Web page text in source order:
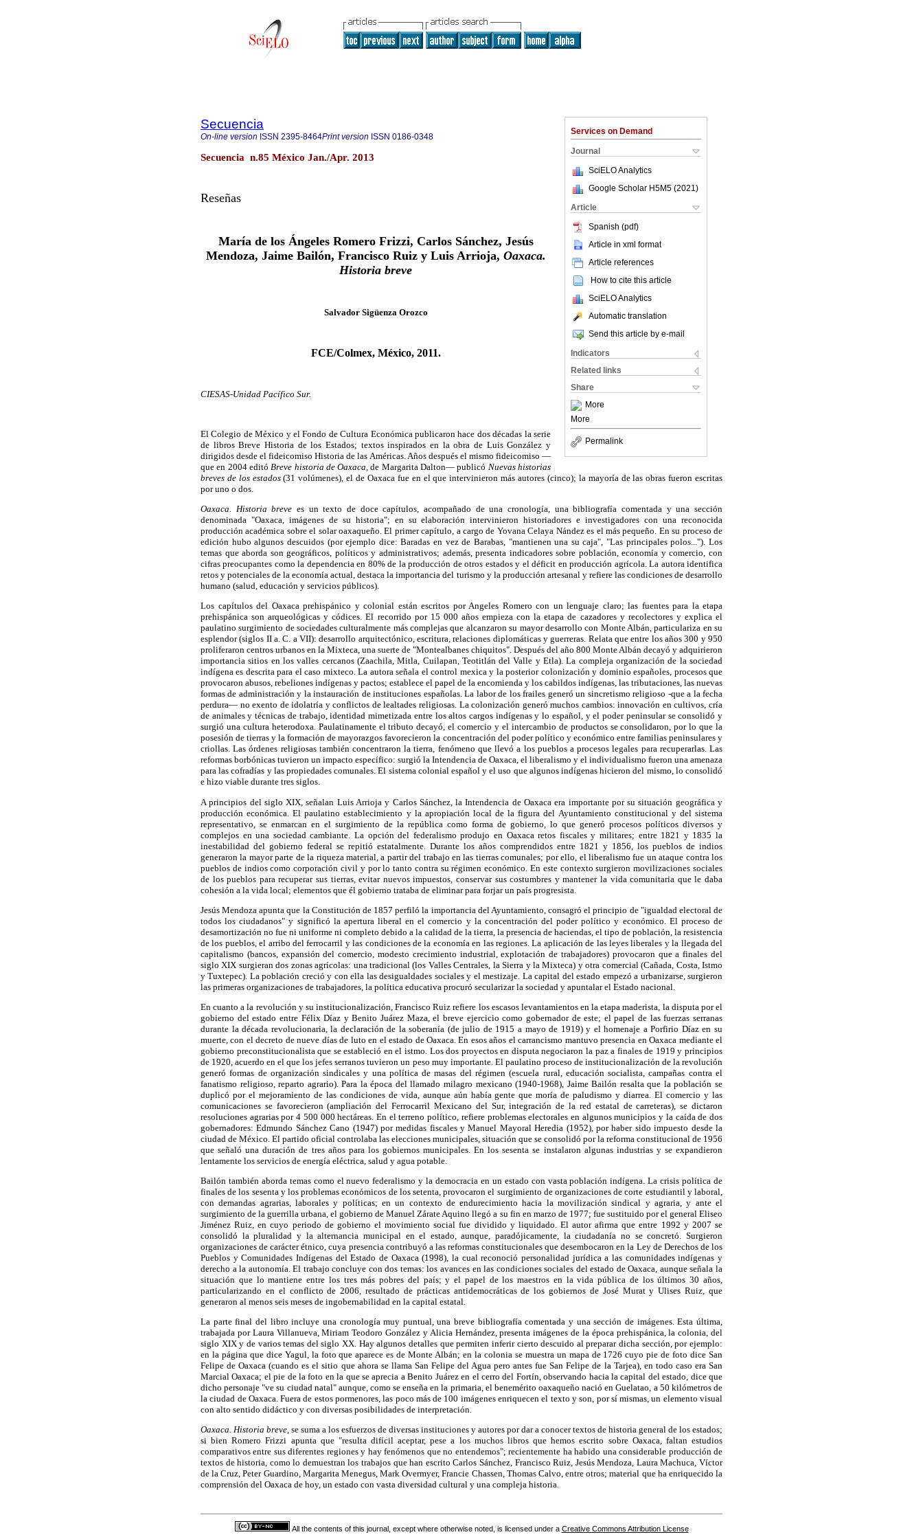
Services on Demand
Journal
SciELO Analytics
Google Scholar H5M5 (2021 )
Article
Spanish (pdf)
Article in xml format
Article references
How to cite this article
SciELO Analytics
Automatic translation
Send this article by e-mail
Indicators
Related links
Share
More
More
Permalink
Secuencia
On-line version ISSN 2395-8464Print version ISSN 0186-0348
Secuencia n.85 México Jan./Apr. 2013
Reseñas
María de los Ángeles Romero Frizzi, Carlos Sánchez, Jesús
Mendoza, Jaime Bailón, Francisco Ruiz y Luis Arrioja, Oaxaca.
Historia breve
Salvador Sigüenza Orozco
FCE/Colmex, México, 2011.
CIESAS-Unidad Pacífico Sur.
El Colegio de México y el Fondo de Cultura Económica publicaron hace dos décadas la serie
de libros Breve Historia de los Estados; textos inspirados en la obra de Luis González y
dirigidos desde el fideicomiso Historia de las Américas. Años después el mismo fideicomiso —
que en 2004 editó Breve historia de Oaxaca, de Margarita Dalton— publicó Nuevas historias
breves de los estados(31 volúmenes), el de Oaxaca fue en el que intervinieron más autores (cinco); la mayoría de las obras fueron escritas
por uno o dos.
Oaxaca. Historia breve es un texto de doce capítulos, acompañado de una cronología, una bibliografía comentada y una sección
denominada "Oaxaca, imágenes de su historia"; en su elaboración intervinieron historiadores e investigadores con una reconocida
producción académica sobre el solar oaxaqueño. El primer capítulo, a cargo de Yovana Celaya Nández es el más pequeño. En su proceso de
edición hubo algunos descuidos (por ejemplo dice: Baradas en vez de Barabas, "mantienen una su caja", "Las principales polos..."). Los
temas que aborda son geográficos, políticos y administrativos; además, presenta indicadores sobre población, economía y comercio, con
cifras preocupantes como la dependencia en 80% de la producción de otros estados y el déficit en producción agrícola. La autora identifica
retos y potenciales de la economía actual, destaca la importancia del turismo y la producción artesanal y refiere las condiciones de desarrollo
humano (salud, educación y servicios públicos).
Los capítulos del Oaxaca prehispánico y colonial están escritos por Angeles Romero con un lenguaje claro; las fuentes para la etapa
prehispánica son arqueológicas y códices. El recorrido por 15 000 años empieza con la etapa de cazadores y recolectores y explica el
paulatino surgimiento de sociedades culturalmente más complejas que alcanzaron su mayor desarrollo con Monte Albán, particulariza en su
esplendor (siglos II a. C. a VII): desarrollo arquitectónico, escritura, relaciones diplomáticas y guerreras. Relata que entre los años 300 y 950
proliferaron centros urbanos en la Mixteca, una suerte de "Montealbanes chiquitos". Después del año 800 Monte Albán decayó y adquirieron
importancia sitios en los valles cercanos (Zaachila, Mitla, Cuilapan, Teotitlán del Valle y Etla). La compleja organización de la sociedad
indígena es descrita para el caso mixteco. La autora señala el control mexica y la posterior colonización y dominio españoles, procesos que
provocaron abusos, rebeliones indígenas y pactos; establece el papel de la encomienda y los cabildos indígenas, las tributaciones, las nuevas
formas de administración y la instauración de instituciones españolas. La labor de los frailes generó un sincretismo religioso -que a la fecha
perdura— no exento de idolatría y conflictos de lealtades religiosas. La colonización generó muchos cambios: innovación en cultivos, cría
de animales y técnicas de trabajo, identidad mimetizada entre los altos cargos indígenas y lo español, y el poder peninsular se consolidó y
surgió una cultura heterodoxa. Paulatinamente el tributo decayó, el comercio y el intercambio de productos se consolidaron, por lo que la
posesión de tierras y la formación de mayorazgos favorecieron la concentración del poder político y económico entre familias peninsulares y
criollas. Las órdenes religiosas también concentraron la tierra, fenómeno que llevó a los pueblos a procesos legales para recuperarlas. Las
reformas borbónicas tuvieron un impacto específico: surgió la Intendencia de Oaxaca, el liberalismo y el individualismo fueron una amenaza
para las cofradías y las propiedades comunales. El sistema colonial español y el uso que algunos indígenas hicieron del mismo, lo consolidó
e hizo viable durante tres siglos.
A principios del siglo XIX, señalan Luis Arrioja y Carlos Sánchez, la Intendencia de Oaxaca era importante por su situación geográfica y
producción económica. El paulatino establecimiento y la apropiación local de la figura del Ayuntamiento constitucional y del sistema
representativo, se enmarcan en el surgimiento de la república como forma de gobierno, lo que generó procesos políticos diversos y
complejos en una sociedad cambiante. La opción del federalismo produjo en Oaxaca retos fiscales y militares; entre 1821 y 1835 la
inestabilidad del gobierno federal se repitió estatalmente. Durante los años comprendidos entre 1821 y 1856, los pueblos de indios
generaron la mayor parte de la riqueza material, a partir del trabajo en las tierras comunales; por ello, el liberalismo fue un ataque contra los
pueblos de indios como corporación civil y por lo tanto contra su régimen económico. En este contexto surgieron movilizaciones sociales
de los pueblos para recuperar sus tierras, evitar nuevos impuestos, conservar sus costumbres y mantener la vida comunitaria que le daba
cohesión a la vida local; elementos que él gobierno trataba de eliminar para forjar un país progresista.
Jesús Mendoza apunta que la Constitución de 1857 perfiló la importancia del Ayuntamiento, consagró el principio de "igualdad electoral de
todos los ciudadanos" y significó la apertura liberal en el comercio y la concentración del poder político y económico. El proceso de
desamortización no fue ni uniforme ni completo debido a la calidad de la tierra, la presencia de haciendas, el tipo de población, la resistencia
de los pueblos, el arribo del ferrocarril y las condiciones de la economía en las regiones. La aplicación de las leyes liberales y la llegada del
capitalismo (bancos, expansión del comercio, modesto crecimiento industrial, explotación de trabajadores) provocaron que a finales del
siglo XIX surgieran dos zonas agrícolas: una tradicional (los Valles Centrales, la Sierra y la Mixteca) y otra comercial (Cañada, Costa, Istmo
y Tuxtepec). La población creció y con ella las desigualdades sociales y el mestizaje. La capital del estado empezó a urbanizarse, surgieron
las primeras organizaciones de trabajadores, la política educativa procuró secularizar la sociedad y apuntalar el Estado nacional.
En cuanto a la revolución y su institucionalización, Francisco Ruiz refiere los escasos levantamientos en la etapa maderista, la disputa por el
gobierno del estado entre Félix Díaz y Benito Juárez Maza, el breve ejercicio como gobernador de este; el papel de las fuerzas serranas
durante la década revolucionaria, la declaración de la soberanía (de julio de 1915 a mayo de 1919) y el homenaje a Porfirio Díaz en su
muerte, con el decreto de nueve días de luto en el estado de Oaxaca. En esos años el carrancismo mantuvo presencia en Oaxaca mediante el
gobierno preconstitucionalista que se estableció en el istmo. Los dos proyectos en disputa negociaron la paz a finales de 1919 y principios
de 1920, acuerdo en el que los jefes serranos tuvieron un peso muy importante. El paulatino proceso de institucionalización de la revolución
generó formas de organización sindicales y una política de masas del régimen (escuela rural, educación socialista, campañas contra el
fanatismo religioso, reparto agrario). Para la época del llamado milagro mexicano (1940-1968), Jaime Bailón resalta que la población se
duplicó por el mejoramiento de las condiciones de vida, aunque aún había gente que moría de paludismo y diarrea. El comercio y las
comunicaciones se favorecieron (ampliación del Ferrocarril Mexicano del Sur, integración de la red estatal de carreteras), se dictaron
resoluciones agrarias por 4 500 000 hectáreas. En el terreno político, refiere problemas electorales en algunos municipios y la caída de dos
gobernadores: Edmundo Sánchez Cano (1947) por medidas fiscales y Manuel Mayoral Heredia (1952), por haber sido impuesto desde la
ciudad de México. El partido oficial controlaba las elecciones municipales, situación que se consolidó por la reforma constitucional de 1956
que señaló una duración de tres años para los gobiernos municipales. En los sesenta se instalaron algunas industrias y se expandieron
lentamente los servicios de energía eléctrica, salud y agua potable.
Bailón también aborda temas como el nuevo federalismo y la democracia en un estado con vasta población indígena. La crisis política de
finales de los sesenta y los problemas económicos de los setenta, provocaron el surgimiento de organizaciones de corte estudiantil y laboral,
con demandas agrarias, laborales y políticas; en un contexto de endurecimiento hacia la movilización sindical y agraria, y ante el
surgimiento de la guerrilla urbana, el gobierno de Manuel Zárate Aquino llegó a su fin en marzo de 1977; fue sustituido por el general Eliseo
Jiménez Ruiz, en cuyo periodo de gobierno el movimiento social fue dividido y liquidado. El autor afirma que entre 1992 y 2007 se
consolidó la pluralidad y la alternancia municipal en el estado, aunque, paradójicamente, la ciudadanía no se concretó. Surgieron
organizaciones de carácter étnico, cuya presencia contribuyó a las reformas constitucionales que desembocaron en la Ley de Derechos de los
Pueblos y Comunidades Indígenas del Estado de Oaxaca (1998), la cual reconoció personalidad jurídica a las comunidades indígenas y
derecho a la autonomía. El trabajo concluye con dos temas: los avances en las condiciones sociales del estado de Oaxaca, aunque señala la
situación que lo mantiene entre los tres más pobres del país; y el papel de los maestros en la vida pública de los últimos 30 años,
particularizando en el conflicto de 2006, resultado de prácticas antidemocráticas de los gobiernos de José Murat y Ulises Ruiz, que
generaron al menos seis meses de ingobernabilidad en la capital estatal.
La parte final del libro incluye una cronología muy puntual, una breve bibliografía comentada y una sección de imágenes. Esta última,
trabajada por Laura Villanueva, Miriam Teodoro González y Alicia Hernández, presenta imágenes de la época prehispánica, la colonia, del
siglo XIX y de varios temas del siglo XX. Hay algunos detalles que permiten inferir cierto descuido al preparar dicha sección, por ejemplo:
en la página que dice Yagul, la foto que aparece es de Monte Albán; en la colonia se muestra un mapa de 1726 cuyo pie de foto dice San
Felipe de Oaxaca (cuando es el sitio que ahora se llama San Felipe del Agua pero antes fue San Felipe de la Tarjea), en todo caso era San
Marcial Oaxaca; el pie de la foto en la que se aprecia a Benito Juárez en el cerro del Fortín, observando hacia la capital del estado, dice que
dicho personaje "ve su ciudad natal" aunque, como se enseña en la primaria, el benemérito oaxaqueño nació en Guelatao, a 50 kilómetros de
la ciudad de Oaxaca. Fuera de estos pormenores, las poco más de 100 imágenes enriquecen el texto y son, por sí mismas, un elemento visual
con alto sentido didáctico y con diversas posibilidades de interpretación.
Oaxaca. Historia breve, se suma a los esfuerzos de diversas instituciones y autores por dar a conocer textos de historia general de los estados;
si bien Romero Frizzi apunta que "resulta difícil aceptar, pese a los muchos libros que hemos escrito sobre Oaxaca, faltan estudios
comparativos entre sus diferentes regiones y hay fenómenos que no entendemos"; recientemente ha habido una considerable producción de
textos de historia, como lo demuestran los trabajos que han escrito Carlos Sánchez, Francisco Ruiz, Jesús Mendoza, Laura Machuca, Víctor
de la Cruz, Peter Guardino, Margarita Menegus, Mark Overmyer, Francie Chassen, Thomas Calvo, entre otros; material que ha enriquecido la
comprensión del Oaxaca de hoy, un estado con vasta diversidad cultural y una compleja historia.
All the contents of this journal, except where otherwise noted, is licensed under a Creative Commons Attribution License